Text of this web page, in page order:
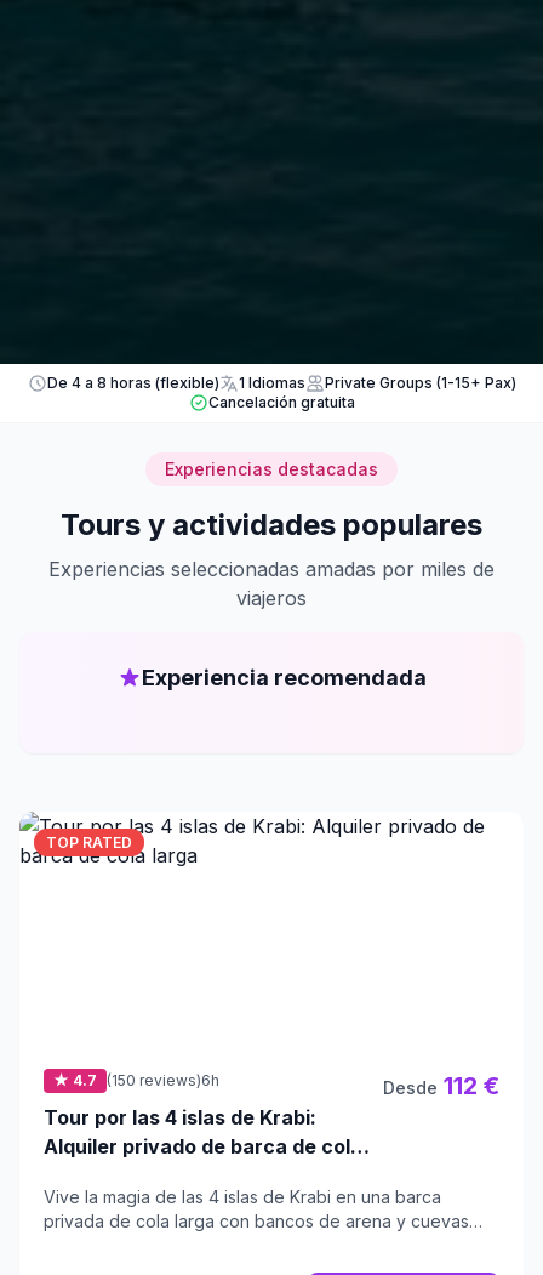
De 4 a 8 horas (flexible) 1 Idiomas
Private Groups (1-15+ Pax)
Cancelación gratuita
Experiencias destacadas
Tours y actividades populares
Experiencias seleccionadas amadas por miles de
viajeros
Experiencia recomendada
TOP RATED
★ 4.7 (150 reviews)6h
Tour por las 4 islas de Krabi:
Alquiler privado de barca de cola
Desde 112 €
Vive la magia de las 4 islas de Krabi en una barca
privada de cola larga con bancos de arena y cuevas